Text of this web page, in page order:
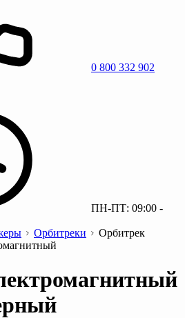
0 800 332 902
ПН-ПТ: 09:00 -
Орбитреки
Орбитрек